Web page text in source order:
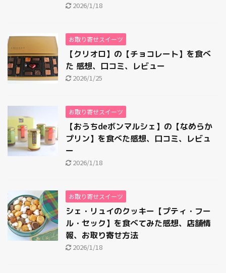
2026/1/18
お取り寄せスイーツ
【クリオロ】の【チョコレート】を食べ
た 感想、口コミ、レビュー
2026/1/25
お取り寄せスイーツ
【おうちdeボンマルシェ】の【なめらか
プリン】を食べた感想、口コミ、レビュ
ー
2026/1/18
お取り寄せスイーツ
シェ・リュイのクッキー【プティ・フー
ル・セック】を食べてみた感想、店舗情
報、お取り寄せ方法
2026/1/18